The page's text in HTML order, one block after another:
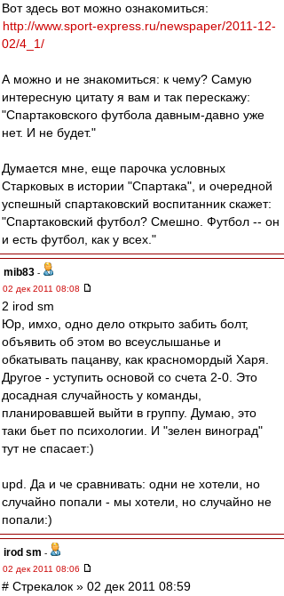
Вот здесь вот можно ознакомиться:
http://www.sport-express.ru/newspaper/2011-12-
02/4_1/
А можно и не знакомиться: к чему? Самую
интересную цитату я вам и так перескажу:
"Спартаковского футбола давным-давно уже
нет. И не будет."
Думается мне, еще парочка условных
Старковых в истории "Спартака", и очередной
успешный спартаковский воспитанник скажет:
"Спартаковский футбол? Смешно. Футбол -- он
и есть футбол, как у всех."
mib83 -
02 дек 2011 08:08
2 irod sm
Юр, имхо, одно дело открыто забить болт,
объявить об этом во всеуслышанье и
обкатывать пацанву, как красномордый Харя.
Другое - уступить основой со счета 2-0. Это
досадная случайность у команды,
планировавшей выйти в группу. Думаю, это
таки бьет по психологии. И "зелен виноград"
тут не спасает:)
upd. Да и че сравнивать: одни не хотели, но
случайно попали - мы хотели, но случайно не
попали:)
irod sm -
02 дек 2011 08:06
# Стрекалок » 02 дек 2011 08:59